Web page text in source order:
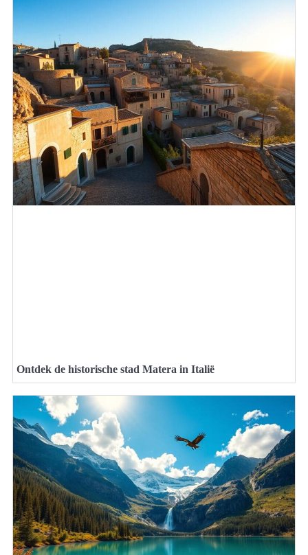
Ontdek de historische stad Matera in Italië